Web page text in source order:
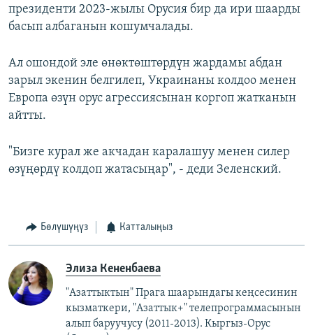
президенти 2023-жылы Орусия бир да ири шаарды
басып албаганын кошумчалады.
Ал ошондой эле өнөктөштөрдүн жардамы абдан
зарыл экенин белгилеп, Украинаны колдоо менен
Европа өзүн орус агрессиясынан коргоп жатканын
айтты.
"Бизге курал же акчадан каралашуу менен силер
өзүңөрдү колдоп жатасыңар", - деди Зеленский.
Бөлүшүңүз Катталыңыз
Элиза Кененбаева
"Азаттыктын" Прага шаарындагы кеңсесинин
кызматкери, "Азаттык+" телепрограммасынын
алып баруучусу (2011-2013). Кыргыз-Орус